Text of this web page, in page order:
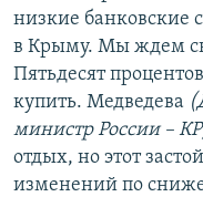
низкие банковские
в Крыму. Мы ждем
Пятьдесят
купить. Медведева
министр России –
отдых, но этот
изменений по